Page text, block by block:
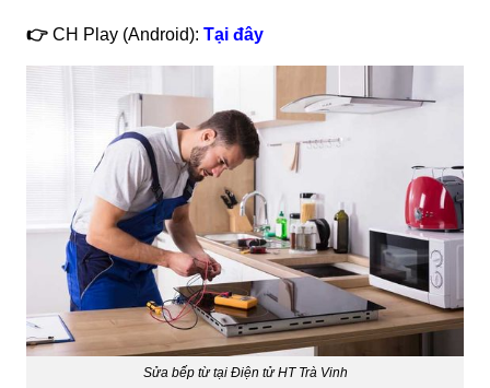
👉 CH Play (Android): Tại đây
Sửa bếp từ tại Điện tử HT Trà Vinh